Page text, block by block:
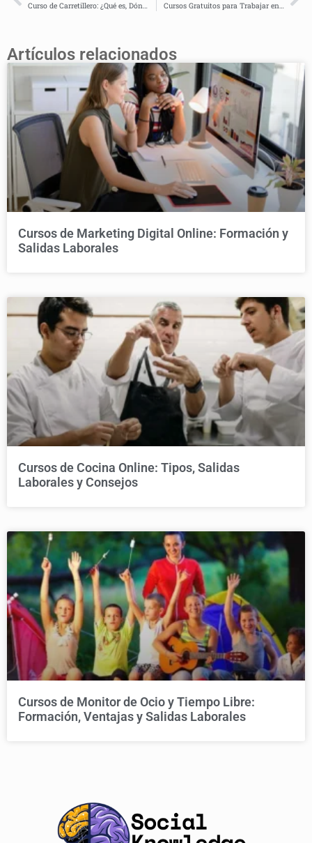
Curso de Carretillero: ¿Qué es, Dónde Encontrarlo y Qué Beneficios Ofrece? Cursos Gratuitos para Trabajar en Supermercados: Dónde Encontrarlos y Cómo Mejoran tu Futuro Profesional
Artículos relacionados
Cursos de Marketing Digital Online: Formación y
Salidas Laborales
Cursos de Cocina Online: Tipos, Salidas
Laborales y Consejos
Cursos de Monitor de Ocio y Tiempo Libre:
Formación, Ventajas y Salidas Laborales